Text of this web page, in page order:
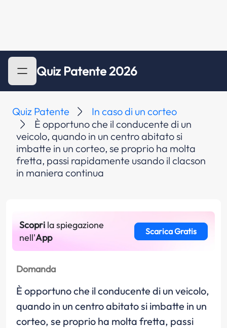
Quiz Patente 2026
Quiz Patente
In caso di un corteo
È opportuno che il conducente di un
veicolo, quando in un centro abitato si
imbatte in un corteo, se proprio ha molta
fretta, passi rapidamente usando il clacson
in maniera continua
Scopri la spiegazione
nell'App
Scarica Gratis
Domanda
È opportuno che il conducente di un veicolo,
quando in un centro abitato si imbatte in un
corteo, se proprio ha molta fretta, passi